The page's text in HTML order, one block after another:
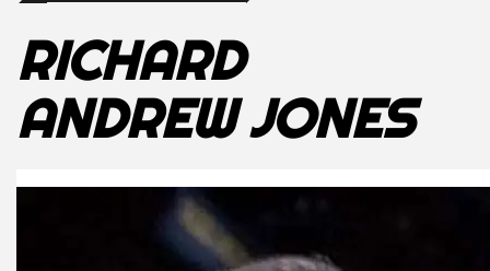
RICHARD
ANDREW JONES